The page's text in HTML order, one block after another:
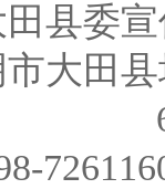
田县委
大田